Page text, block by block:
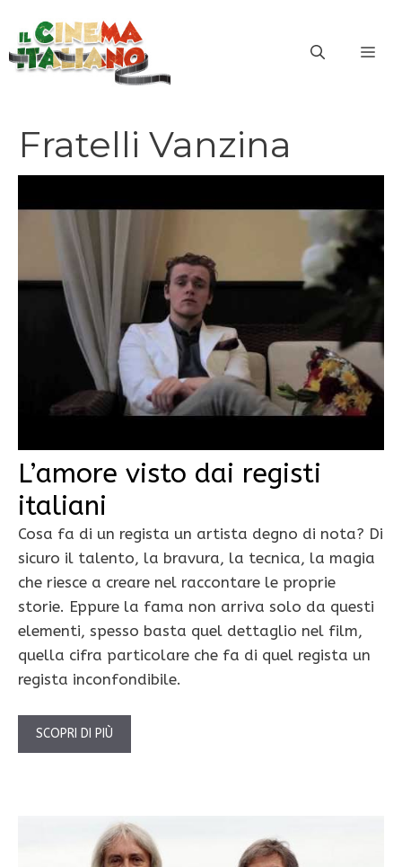
contenuto
Fratelli Vanzina
L’amore visto dai registi
italiani
Cosa fa di un regista un artista degno di nota? Di
sicuro il talento, la bravura, la tecnica, la magia
che riesce a creare nel raccontare le proprie
storie. Eppure la fama non arriva solo da questi
elementi, spesso basta quel dettaglio nel film,
quella cifra particolare che fa di quel regista un
regista inconfondibile.
SCOPRI DI PIÙ